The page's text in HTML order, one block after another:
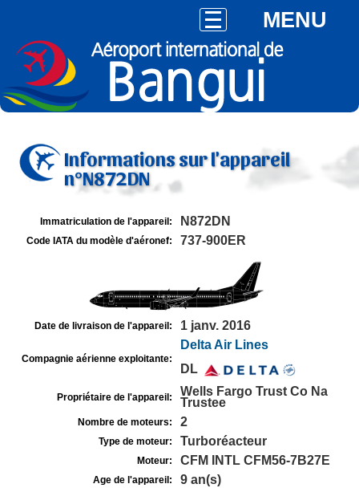
MENU
Informations sur l'appareil
n°N872DN
Immatriculation de l'appareil: N872DN
Code IATA du modèle d'aéronef: 737-900ER
Date de livraison de l'appareil: 1 janv. 2016
Compagnie aérienne exploitante:
Delta Air Lines
DL
Propriétaire de l'appareil:
Wells Fargo Trust Co Na
Trustee
Nombre de moteurs: 2
Type de moteur: Turboréacteur
Moteur: CFM INTL CFM56-7B27E
Age de l'appareil: 9 an(s)